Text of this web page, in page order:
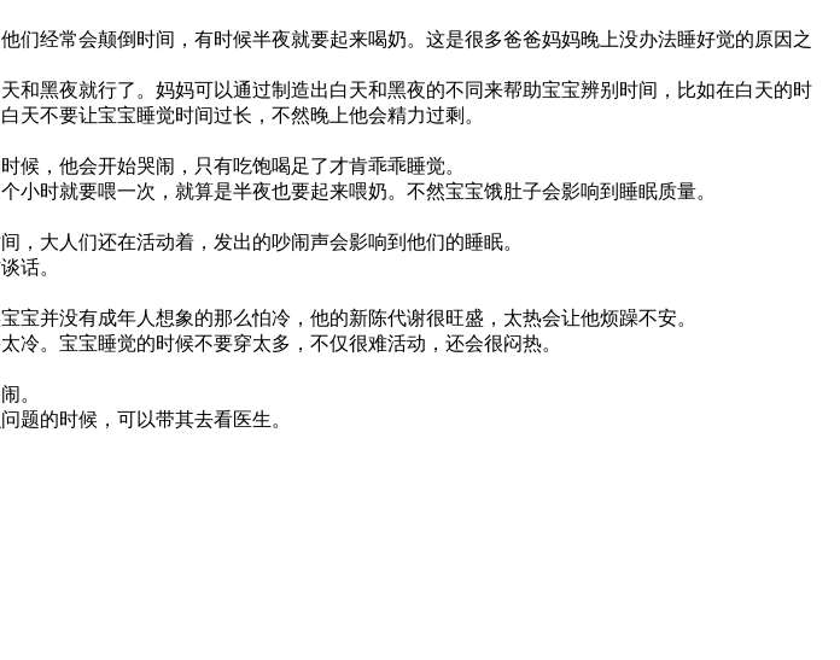
经常会颠倒时间，有时候半夜就要起来喝奶。这是很多爸爸妈妈晚上没办法睡好觉的原因之
和黑夜就行了。妈妈可以通过制造出白天和黑夜的不同来帮助宝宝辨别时间，比如在白天的时
天不要让宝宝睡觉时间过长，不然晚上他会精力过剩。
，他会开始哭闹，只有吃饱喝足了才肯乖乖睡觉。
时就要喂一次，就算是半夜也要起来喂奶。不然宝宝饿肚子会影响到睡眠质量。
大人们还在活动着，发出的吵闹声会影响到他们的睡眠。
话。
并没有成年人想象的那么怕冷，他的新陈代谢很旺盛，太热会让他烦躁不安。
。宝宝睡觉的时候不要穿太多，不仅很难活动，还会很闷热。
。
题的时候，可以带其去看医生。